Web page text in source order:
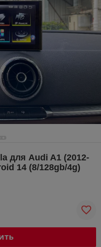
для Audi A1 (2012-
14 (8/128gb/4g)